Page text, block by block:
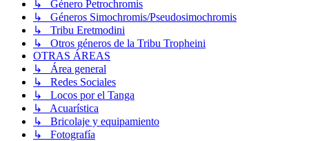
↳ Género Petrochromis
↳ Géneros Simochromis/Pseudosimochromis
↳ Tribu Eretmodini
↳ Otros géneros de la Tribu Tropheini
OTRAS ÁREAS
↳ Área general
↳ Redes Sociales
↳ Locos por el Tanga
↳ Acuarística
↳ Bricolaje y equipamiento
↳ Fotografía